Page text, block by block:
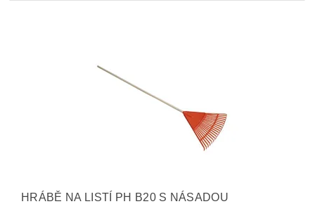
HRÁBĚ NA LISTÍ PH B20 S NÁSADOU